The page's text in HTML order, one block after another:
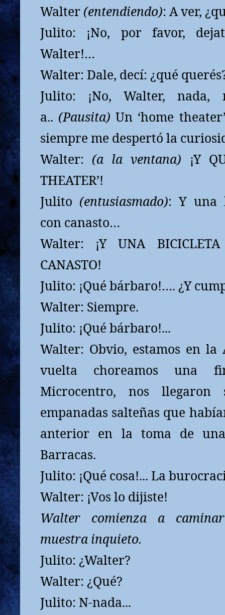
Walter (entendiendo): A ver,
Julito: ¡No, por favor,
Walter!…
Walter: Dale, decí: ¿qué
Julito: ¡No, Walter,
a.. (Pausita) Un ‘home
siempre me despertó la
Walter: (a la ventana) ¡Y
THEATER’!
Julito (entusiasmado): Y una
con canasto…
Walter: ¡Y UNA BICICLETA
CANASTO!
Julito: ¡Qué bárbaro!…. ¿Y
Walter: Siempre.
Julito: ¡Qué bárbaro!...
Walter: Obvio, estamos en
vuelta choreamos una
Microcentro, nos llegaron
empanadas salteñas que
anterior en la toma de
Barracas.
Julito: ¡Qué cosa!... La
Walter: ¡Vos lo dijiste!
Walter comienza a
muestra inquieto.
Julito: ¿Walter?
Walter: ¿Qué?
Julito: N-nada...